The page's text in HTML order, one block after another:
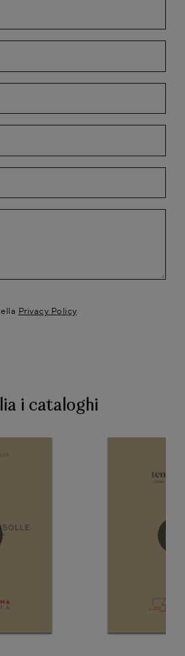
i cataloghi
Privacy Policy